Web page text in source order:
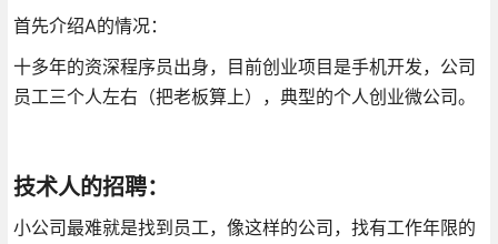
首先介绍A的情况：
十多年的资深程序员出身，目前创业项目是手机开发，公司
员工三个人左右（把老板算上），典型的个人创业微公司。
技术人的招聘：
小公司最难就是找到员工，像这样的公司，找有工作年限的